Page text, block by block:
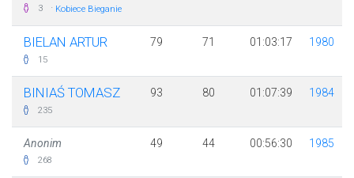
3 · Kobiece Bieganie
BIELAN ARTUR
15
79 71 01:03:17 1980
BINIAŚ TOMASZ
235
93 80 01:07:39 1984
Anonim
268
49 44 00:56:30 1985